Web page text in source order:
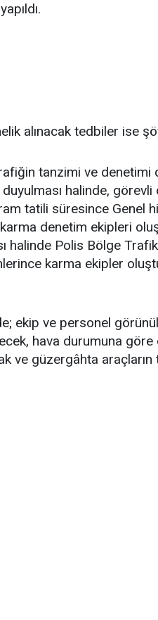
alınacak tedbiler ise
tanzimi ve denetimi
halinde,
tatili süresince Genel
denetim ekipleri
halinde Polis Bölge
karma ekipler
ekip ve personel
hava durumuna
ve güzergâhta araçların